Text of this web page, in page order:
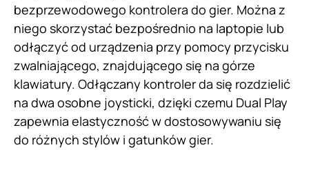
bezprzewodowego kontrolera do gier. Można z
niego skorzystać bezpośrednio na laptopie lub
odłączyć od urządzenia przy pomocy przycisku
zwalniającego, znajdującego się na górze
klawiatury. Odłączany kontroler da się rozdzielić
na dwa osobne joysticki, dzięki czemu Dual Play
zapewnia elastyczność w dostosowywaniu się
do różnych stylów i gatunków gier.